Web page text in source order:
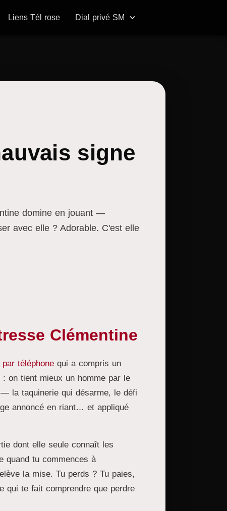
Liens Tél rose Dial privé SM
signe
domine en jouant —
avec elle ? Adorable. C'est elle
Clémentine
téléphone qui a compris un
on tient mieux un homme par le
la taquinerie qui désarme, le défi
annoncé en riant… et appliqué
dont elle seule connaît les
quand tu commences à
la mise. Tu perds ? Tu paies,
qui te fait comprendre que perdre